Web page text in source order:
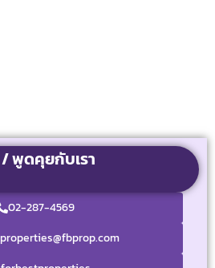
พูดคุยกับเรา
02-287-4569